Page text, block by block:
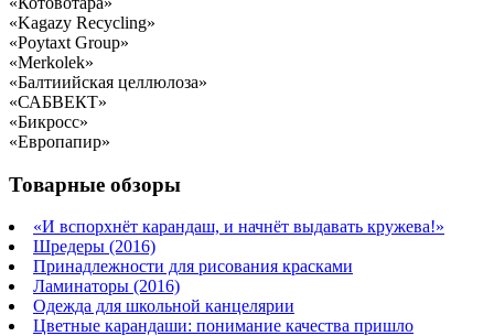
«Kagazy Recycling»
«Poytaxt Group»
«Merkolek»
«Балтиийская целлюлоза»
«САБВЕКТ»
«Бикросс»
«Европапир»
Товарные обзоры
«И вспорхнёт карандаш, и начнёт выдавать кружева!»
Шредеры (2016)
Принадлежности для рисования красками
Ламинаторы (2016)
Одежда для школьной канцелярии
Цветные карандаши: понимание качества пришло